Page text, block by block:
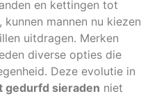
en kettingen tot
mannen nu kiezen
uitdragen. Merken
diverse opties die
Deze evolutie in
gedurfd sieraden niet